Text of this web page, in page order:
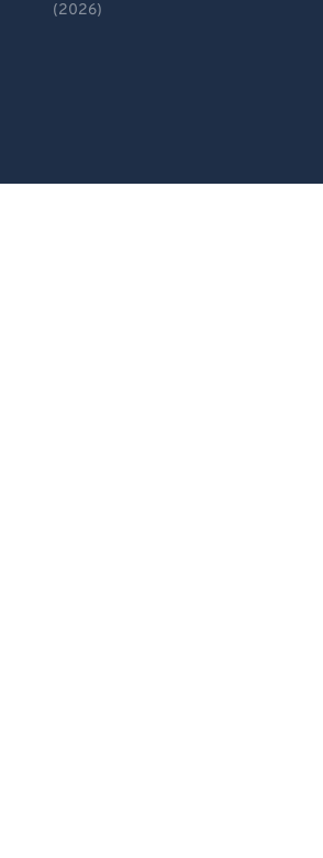
Español
(2026)